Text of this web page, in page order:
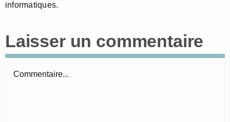
informatiques.
Laisser un commentaire
Commentaire